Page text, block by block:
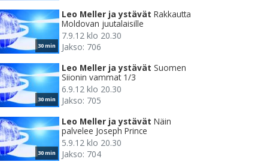
30 min
Leo Meller ja ystävät Rakkautta
Moldovan juutalaisille
7.9.12 klo 20.30
Jakso: 706
30 min
Leo Meller ja ystävät Suomen
Siionin vammat 1/3
6.9.12 klo 20.30
Jakso: 705
30 min
Leo Meller ja ystävät Näin
palvelee Joseph Prince
5.9.12 klo 20.30
Jakso: 704